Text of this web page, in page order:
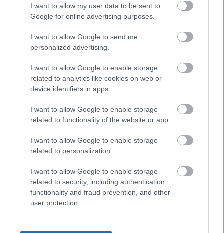
I want to allow my user data to be sent to
Google for online advertising purposes.
I want to allow Google to send me
personalized advertising.
I want to allow Google to enable storage
related to analytics like cookies on web or
device identifiers in apps.
I want to allow Google to enable storage
related to functionality of the website or app.
I want to allow Google to enable storage
related to personalization.
I want to allow Google to enable storage
related to security, including authentication
functionality and fraud prevention, and other
user protection.
Támogatás
Támogasd adományoddal
a ManUtdFanatics.hu működését!